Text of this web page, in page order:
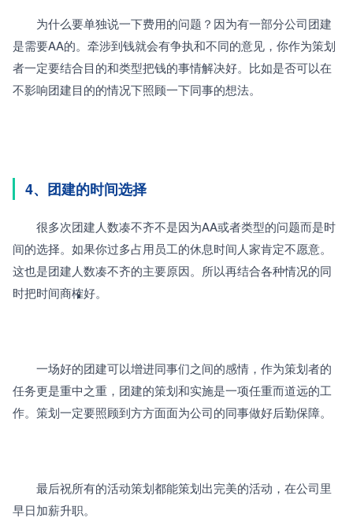
为什么要单独说一下费用的问题？因为有一部分公司团建
是需要AA的。牵涉到钱就会有争执和不同的意见，你作为策划
者一定要结合目的和类型把钱的事情解决好。比如是否可以在
不影响团建目的的情况下照顾一下同事的想法。
4、团建的时间选择
很多次团建人数凑不齐不是因为AA或者类型的问题而是时
间的选择。如果你过多占用员工的休息时间人家肯定不愿意。
这也是团建人数凑不齐的主要原因。所以再结合各种情况的同
时把时间商榷好。
一场好的团建可以增进同事们之间的感情，作为策划者的
任务更是重中之重，团建的策划和实施是一项任重而道远的工
作。策划一定要照顾到方方面面为公司的同事做好后勤保障。
最后祝所有的活动策划都能策划出完美的活动，在公司里
早日加薪升职。